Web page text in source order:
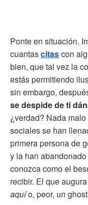
Ponte en situación.
cuantascitascon
bien, que tal vez la
estás permitiendo
sin embargo,
se despide de ti
¿verdad? Nada
sociales se han
primera persona de
y la han
conozca como el
recibir. El que
aquío, peor, un